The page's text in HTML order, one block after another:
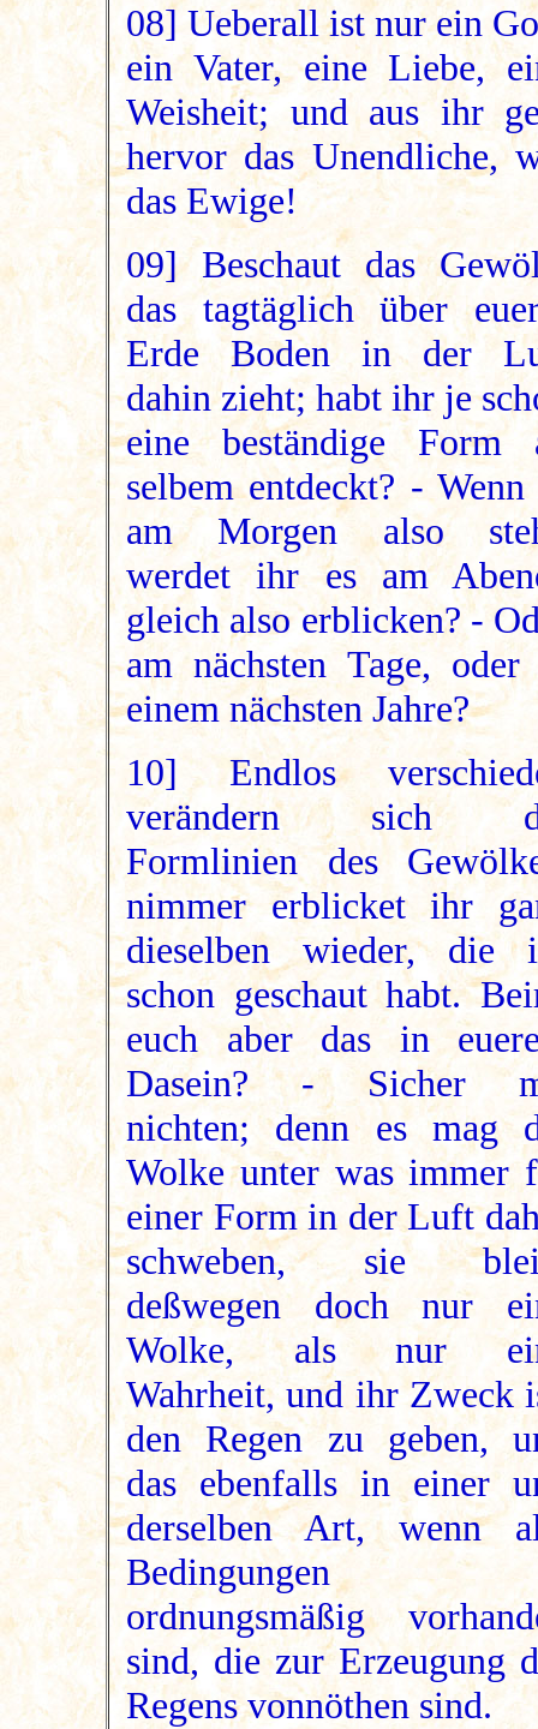
08] Ueberall ist nur ein
ein Vater, eine Liebe,
Weisheit; und aus ihr
hervor das Unendliche,
das Ewige!
09] Beschaut das
das tagtäglich über
Erde Boden in der
dahin zieht; habt ihr je
eine beständige Form
selbem entdeckt? - Wenn
am Morgen also
werdet ihr es am
gleich also erblicken? -
am nächsten Tage,
einem nächsten Jahre?
10] Endlos
verändern sich
Formlinien des
nimmer erblicket ihr
dieselben wieder, die
schon geschaut habt.
euch aber das in
Dasein? - Sicher
nichten; denn es mag
Wolke unter was immer
einer Form in der Luft
schweben, sie
deßwegen doch nur
Wolke, als nur
Wahrheit, und ihr Zweck
den Regen zu geben,
das ebenfalls in einer
derselben Art, wenn
Bedingungen
ordnungsmäßig
sind, die zur Erzeugung
Regens vonnöthen sind.